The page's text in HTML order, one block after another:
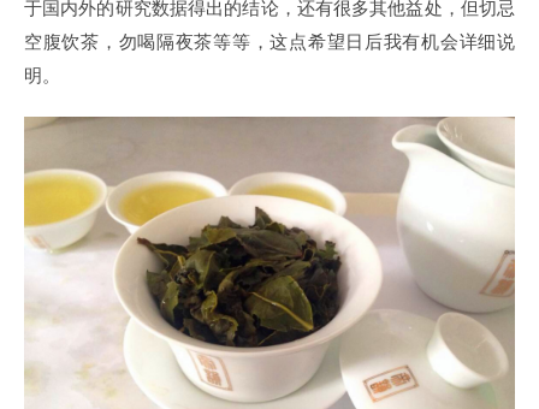
于国内外的研究数据得出的结论，还有很多其他益处，但切忌
空腹饮茶，勿喝隔夜茶等等，这点希望日后我有机会详细说
明。